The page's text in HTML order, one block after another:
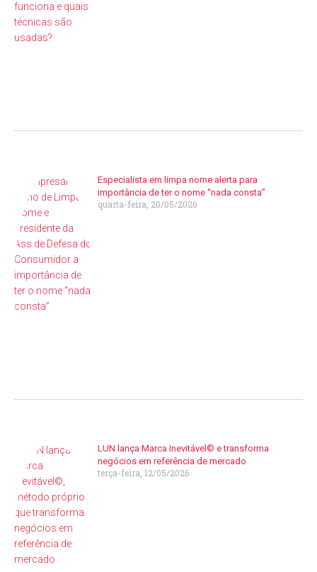
Especialista em limpa nome alerta para
importância de ter o nome “nada consta”
quarta-feira, 20/05/2026
LUN lança Marca Inevitável© e transforma
negócios em referência de mercado
terça-feira, 12/05/2026